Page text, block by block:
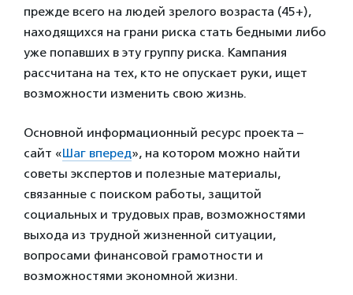
прежде всего на людей зрелого возраста (45+),
находящихся на грани риска стать бедными либо
уже попавших в эту группу риска. Кампания
рассчитана на тех, кто не опускает руки, ищет
возможности изменить свою жизнь.
Основной информационный ресурс проекта –
сайт «Шаг вперед», на котором можно найти
советы экспертов и полезные материалы,
связанные с поиском работы, защитой
социальных и трудовых прав, возможностями
выхода из трудной жизненной ситуации,
вопросами финансовой грамотности и
возможностями экономной жизни.